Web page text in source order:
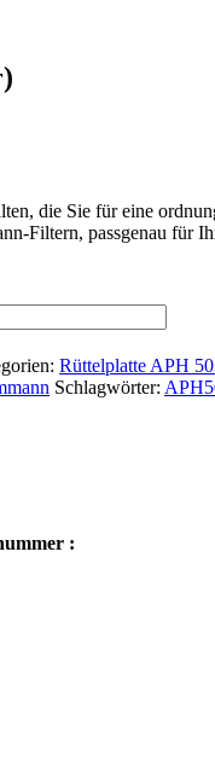
die Sie für eine
Filtern, passgenau für
Rüttelplatte APH
Schlagwörter:
: